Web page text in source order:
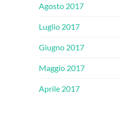
Agosto 2017
Luglio 2017
Giugno 2017
Maggio 2017
Aprile 2017